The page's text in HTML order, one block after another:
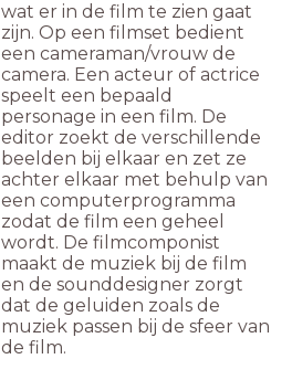
wat er in de film te zien gaat
zijn. Op een filmset bedient
een cameraman/vrouw de
camera. Een acteur of actrice
speelt een bepaald
personage in een film. De
editor zoekt de verschillende
beelden bij elkaar en zet ze
achter elkaar met behulp van
een computerprogramma
zodat de film een geheel
wordt. De filmcomponist
maakt de muziek bij de film
en de sounddesigner zorgt
dat de geluiden zoals de
muziek passen bij de sfeer van
de film.